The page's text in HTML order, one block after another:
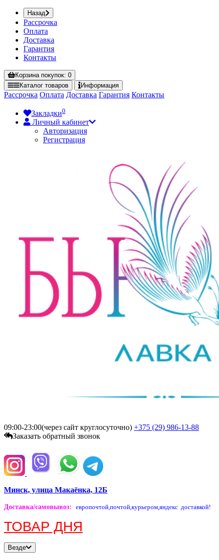
Назад
Рассрочка
Оплата
Доставка
Гарантия
Контакты
Корзинапокупок: 0
Каталог товаров Информация
Рассрочка Оплата Доставка Гарантия Контакты
Закладки0
Личный кабинет
Авторизация
Регистрация
09:00-23:00(через сайт круглосуточно) +375 (29) 986-13-88
Заказать обратный звонок
Минск, улица Макаёнка, 12Б
Доставка/самовывоз: европочтой,почтой,курьером,яндекс доставкой!
ТОВАР ДНЯ
Везде